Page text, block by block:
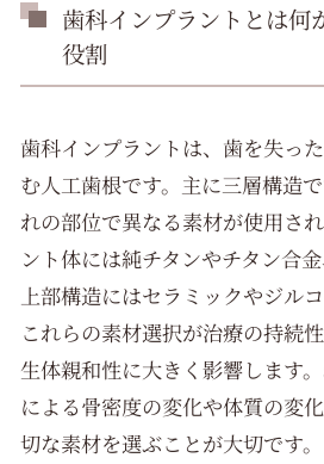
歯科インプラントとは何
役割
歯科インプラントは、歯を失っ
む人工歯根です。主に三層構造
れの部位で異なる素材が使用さ
ント体には純チタンやチタン合
上部構造にはセラミックやジル
これらの素材選択が治療の持続
生体親和性に大きく影響します
による骨密度の変化や体質の変
切な素材を選ぶことが大切です。